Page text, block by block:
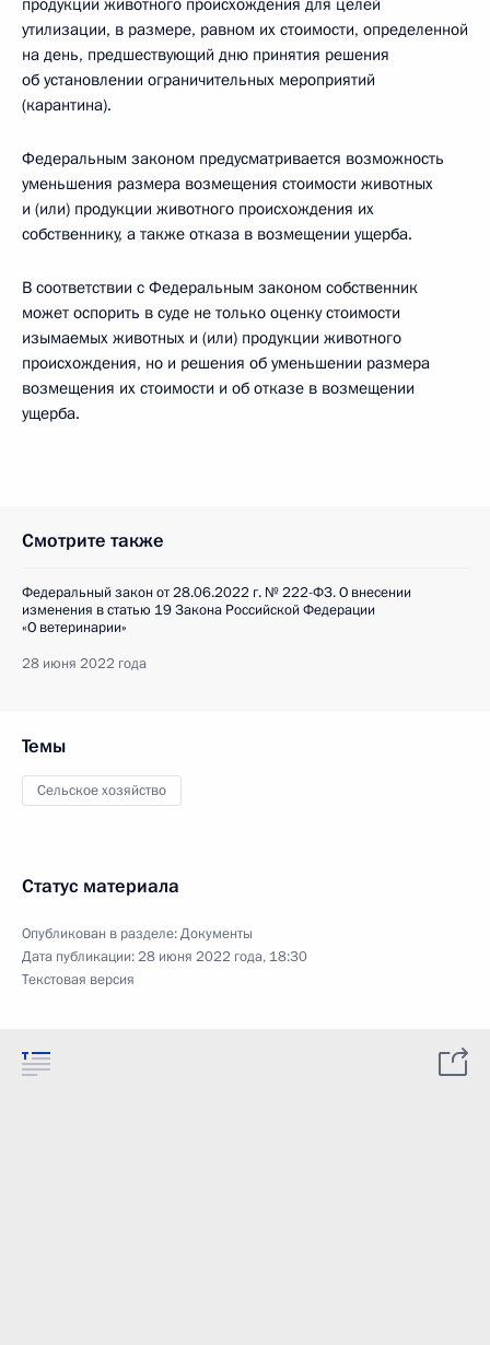
продукции животного происхождения для целей
утилизации, в размере, равном их стоимости, определенной
на день, предшествующий дню принятия решения
об установлении ограничительных мероприятий
(карантина).
Федеральным законом предусматривается возможность
уменьшения размера возмещения стоимости животных
и (или) продукции животного происхождения их
собственнику, а также отказа в возмещении ущерба.
В соответствии с Федеральным законом собственник
может оспорить в суде не только оценку стоимости
изымаемых животных и (или) продукции животного
происхождения, но и решения об уменьшении размера
возмещения их стоимости и об отказе в возмещении
ущерба.
Смотрите также
Федеральный закон от 28.06.2022 г. № 222-ФЗ. О внесении
изменения в статью 19 Закона Российской Федерации
«О ветеринарии»
28 июня 2022 года
Темы
Сельское хозяйство
Статус материала
Опубликован в разделе:Документы
Дата публикации:28 июня 2022 года, 18:30
Текстовая версия